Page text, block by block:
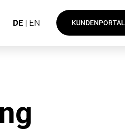
DE | EN KUNDENPORTAL